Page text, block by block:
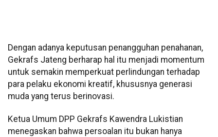
Dengan adanya keputusan penangguhan penahanan,
Gekrafs Jateng berharap hal itu menjadi momentum
untuk semakin memperkuat perlindungan terhadap
para pelaku ekonomi kreatif, khususnya generasi
muda yang terus berinovasi.
Ketua Umum DPP Gekrafs Kawendra Lukistian
menegaskan bahwa persoalan itu bukan hanya